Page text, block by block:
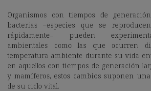
Organismos con tiempos de
bacterias –especies que se
rápidamente– pueden
ambientales como las que ocurren
temperatura ambiente durante su vida
en aquellos con tiempos de generación
y mamíferos, estos cambios suponen
de su ciclo vital.